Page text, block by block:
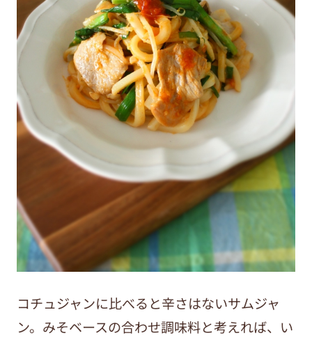
コチュジャンに比べると辛さはないサムジャ
ン。みそベースの合わせ調味料と考えれば、い